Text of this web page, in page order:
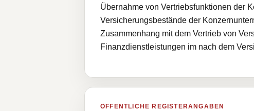
Übernahme von Vertriebsfunktionen der
Versicherungsbestände der
Zusammenhang mit dem Vertrieb von
Finanzdienstleistungen im nach dem
ÖFFENTLICHE REGISTERANGABEN